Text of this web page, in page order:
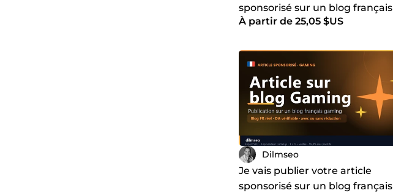
sponsorisé sur un blog français
voyage et tourisme
À partir de 25,05 $US
Dilmseo
Je vais publier votre article
sponsorisé sur un blog français